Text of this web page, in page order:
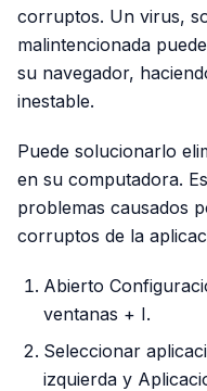
corruptos. Un virus,
malintencionada
su navegador,
inestable.
Puede solucionarlo
en su computadora.
problemas causados
corruptos de la
Abierto
ventanas + I.
Seleccionar
izquierda y